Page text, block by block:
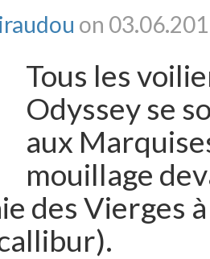
on
Tous les
Odyssey se
aux
mouillage
des Vierges